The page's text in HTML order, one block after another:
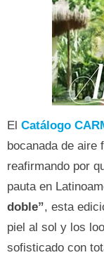
El Catálogo
bocanada de aire
reafirmando por
pauta en
doble”, esta
piel al sol y los
sofisticado con